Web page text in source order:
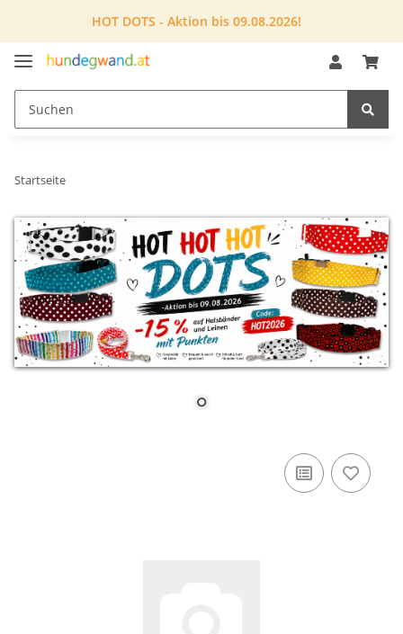
HOT DOTS - Aktion bis 09.08.2026!
Startseite